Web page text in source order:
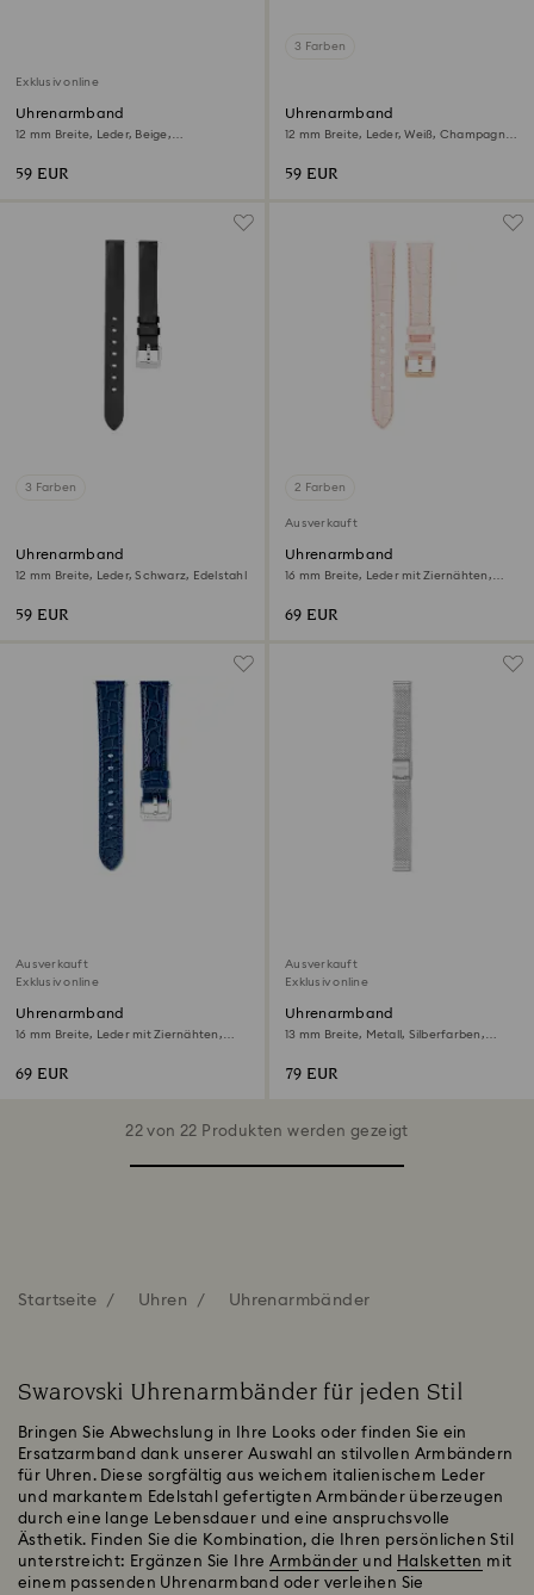
Exklusiv online
Uhrenarmband
12 mm Breite, Leder, Beige,
59 EUR
3 Farben
Uhrenarmband
12 mm Breite, Leder, Weiß, Champagne-
59 EUR
3 Farben
Uhrenarmband
12 mm Breite, Leder, Schwarz, Edelstahl
59 EUR
2 Farben
Ausverkauft
Uhrenarmband
16 mm Breite, Leder mit Ziernähten,
69 EUR
Ausverkauft
Exklusiv online
Uhrenarmband
16 mm Breite, Leder mit Ziernähten,
69 EUR
Ausverkauft
Exklusiv online
Uhrenarmband
13 mm Breite, Metall, Silberfarben,
79 EUR
22 von 22 Produkten werden gezeigt
Startseite Uhren Uhrenarmbänder
Swarovski Uhrenarmbänder für jeden Stil
Bringen Sie Abwechslung in Ihre Looks oder finden Sie ein
Ersatzarmband dank unserer Auswahl an stilvollen Armbändern
für Uhren. Diese sorgfältig aus weichem italienischem Leder
und markantem Edelstahl gefertigten Armbänder überzeugen
durch eine lange Lebensdauer und eine anspruchsvolle
Ästhetik. Finden Sie die Kombination, die Ihren persönlichen Stil
unterstreicht: Ergänzen Sie IhreArmbänder und Halsketten mit
einem passenden Uhrenarmband oder verleihen Sie